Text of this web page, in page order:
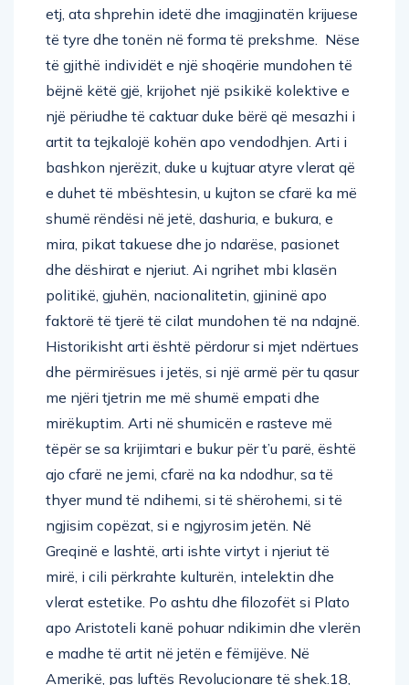
etj, ata shprehin idetë dhe imagjinatën krijuese
të tyre dhe tonën në forma të prekshme. Nëse
të gjithë individët e një shoqërie mundohen të
bëjnë këtë gjë, krijohet një psikikë kolektive e
një përiudhe të caktuar duke bërë që mesazhi i
artit ta tejkalojë kohën apo vendodhjen. Arti i
bashkon njerëzit, duke u kujtuar atyre vlerat që
e duhet të mbështesin, u kujton se cfarë ka më
shumë rëndësi në jetë, dashuria, e bukura, e
mira, pikat takuese dhe jo ndarëse, pasionet
dhe dëshirat e njeriut. Ai ngrihet mbi klasën
politikë, gjuhën, nacionalitetin, gjininë apo
faktorë të tjerë të cilat mundohen të na ndajnë.
Historikisht arti është përdorur si mjet ndërtues
dhe përmirësues i jetës, si një armë për tu qasur
me njëri tjetrin me më shumë empati dhe
mirëkuptim. Arti në shumicën e rasteve më
tëpër se sa krijimtari e bukur për t’u parë, është
ajo cfarë ne jemi, cfarë na ka ndodhur, sa të
thyer mund të ndihemi, si të shërohemi, si të
ngjisim copëzat, si e ngjyrosim jetën. Në
Greqinë e lashtë, arti ishte virtyt i njeriut të
mirë, i cili përkrahte kulturën, intelektin dhe
vlerat estetike. Po ashtu dhe filozofët si Plato
apo Aristoteli kanë pohuar ndikimin dhe vlerën
e madhe të artit në jetën e fëmijëve. Në
Amerikë, pas luftës Revolucionare të shek.18,